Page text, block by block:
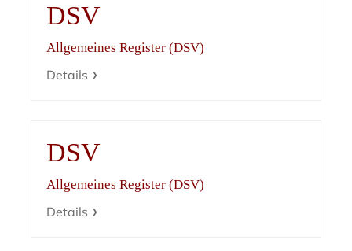
DSV
Allgemeines Register (DSV)
Details
DSV
Allgemeines Register (DSV)
Details